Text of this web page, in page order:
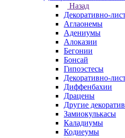
Назад
Декоративно-
Аглаонемы
Адениумы
Алоказии
Бегонии
Бонсай
Гипоэстесы
Декоративно-
Диффенбахии
Драцены
Другие
Замиокулькасы
Каладиумы
Кодиеумы